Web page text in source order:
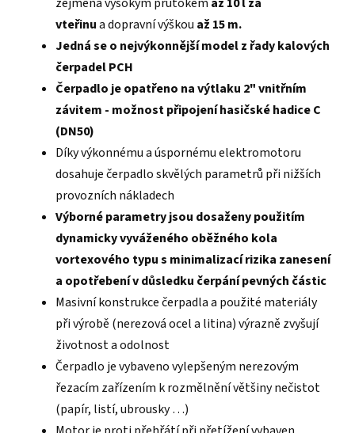
vteřinua dopravní výškou až 15 m.
Jedná se o nejvýkonnější model z řady kalových
čerpadel PCH
Čerpadlo je opatřeno na výtlaku 2" vnitřním
závitem - možnost připojení hasičské hadice C
(DN50)
Díky výkonnému a úspornému elektromotoru
dosahuje čerpadlo skvělých parametrů při nižších
provozních nákladech
Výborné parametry jsou dosaženy použitím
dynamicky vyváženého oběžného kola
vortexového typu s minimalizací rizika zanesení
a opotřebení v důsledku čerpání pevných částic
Masivní konstrukce čerpadla a použité materiály
při výrobě (nerezová ocel a litina) výrazně zvyšují
životnost a odolnost
Čerpadlo je vybaveno vylepšeným nerezovým
řezacím zařízením k rozmělnění většiny nečistot
(papír, listí, ubrousky …)